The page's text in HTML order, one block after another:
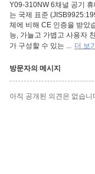
Y09-310NW 6채널 공기
는 국제 표준
체에 비해 CE 인증을 받았
능, 가늘고 가볍고 사용자
가 구성할 수 있는 ... 더 보기
방문자의 메시지
아직 공개된 의견은 없습니